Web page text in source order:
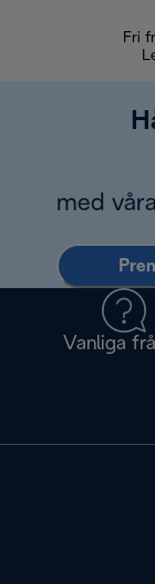
Fri
med
Vanliga